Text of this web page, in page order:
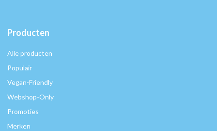
Producten
Alle producten
Populair
Vegan-Friendly
Webshop-Only
Promoties
Merken